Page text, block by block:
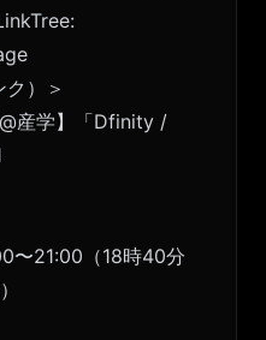
）＞
産学】「Dfinity /
〜21:00（18時40分